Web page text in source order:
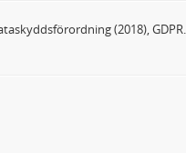
(2018), GDPR.